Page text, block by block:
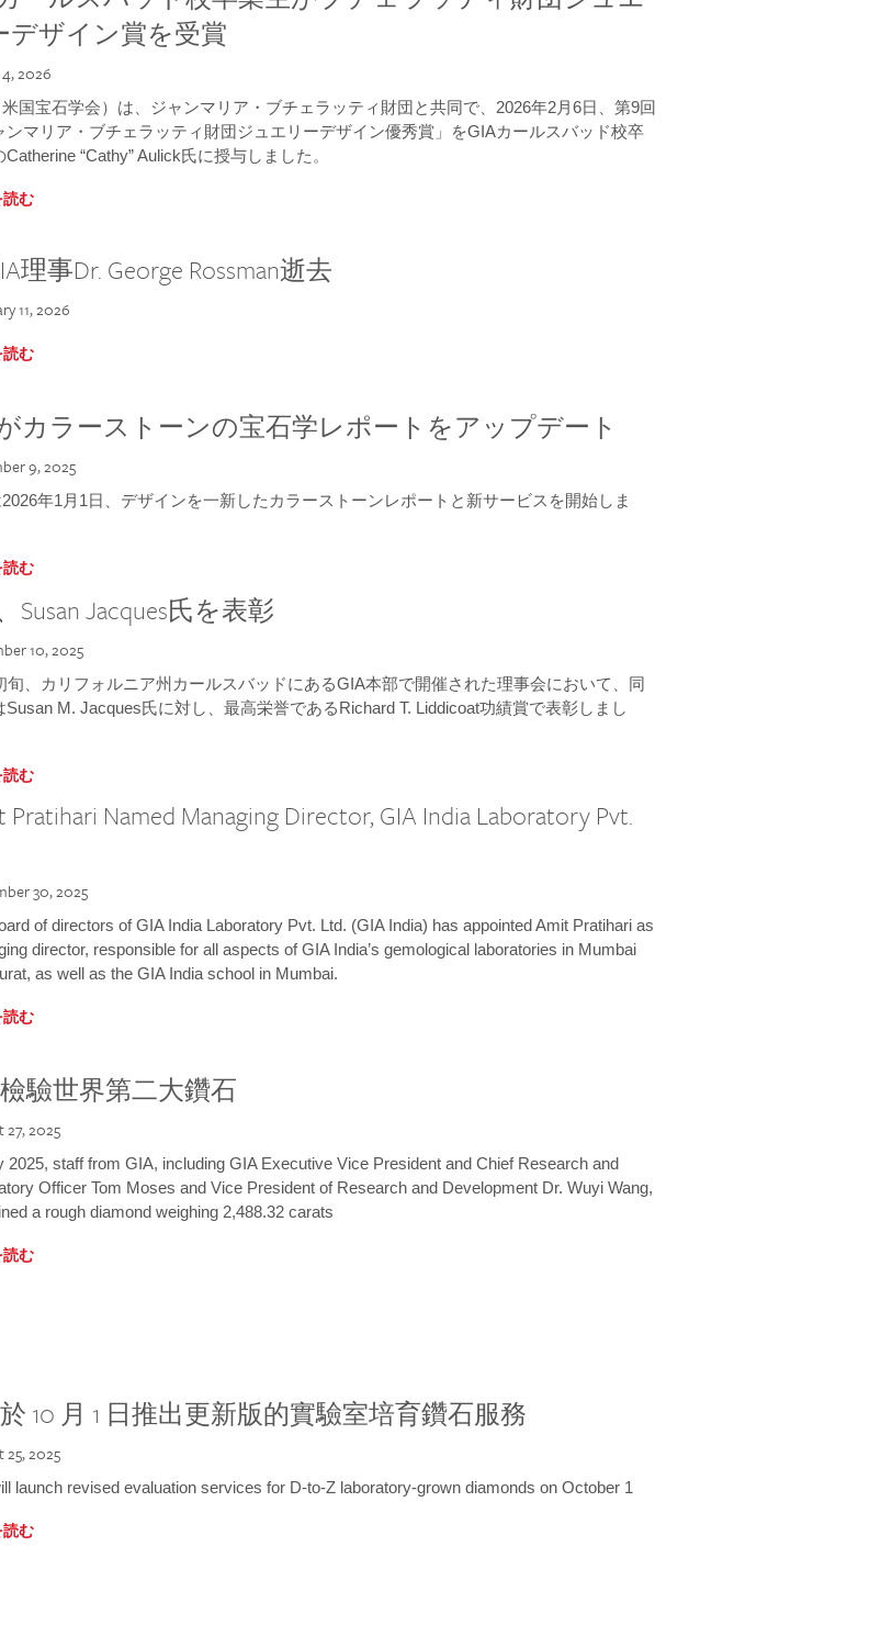
デザイン賞を受賞
2026
国宝石学会）は、ジャンマリア・ブチェラッティ財団と共同で、2026年2月6日、第9回
ンマリア・ブチェラッティ財団ジュエリーデザイン優秀賞」をGIAカールスバッド校卒
Catherine “Cathy” Aulick氏に授与しました。
む
理事Dr. George Rossman逝去
11, 2026
む
カラーストーンの宝石学レポートをアップデート
9, 2025
年1月1日、デザインを一新したカラーストーンレポートと新サービスを開始しま
む
Susan Jacques氏を表彰
10, 2025
旬、カリフォルニア州カールスバッドにあるGIA本部で開催された理事会において、同
Susan M. Jacques氏に対し、最高栄誉であるRichard T. Liddicoat功績賞で表彰しまし
む
Pratihari Named Managing Director, GIA India Laboratory Pvt.
30, 2025
of directors of GIA India Laboratory Pvt. Ltd. (GIA India) has appointed Amit Pratihari as
director, responsible for all aspects of GIA India’s gemological laboratories in Mumbai
as well as the GIA India school in Mumbai.
む
檢驗世界第二大鑽石
27, 2025
2025, staff from GIA, including GIA Executive Vice President and Chief Research and
Officer Tom Moses and Vice President of Research and Development Dr. Wuyi Wang,
a rough diamond weighing 2,488.32 carats
む
於 10 月 1 日推出更新版的實驗室培育鑽石服務
25, 2025
launch revised evaluation services for D-to-Z laboratory-grown diamonds on October 1
む